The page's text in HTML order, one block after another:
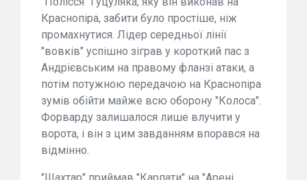
Краснопіра, забити було простіше, ніж
промахнутися. Лідер середньої лінії
"вовків" успішно зіграв у короткий пас з
Андрієвським на правому фланзі атаки, а
потім потужною передачою на Краснопіра
зумів обійти майже всю оборону "Колоса".
Форварду залишалося лише влучити у
ворота, і він з цим завданням впорався на
відмінно.